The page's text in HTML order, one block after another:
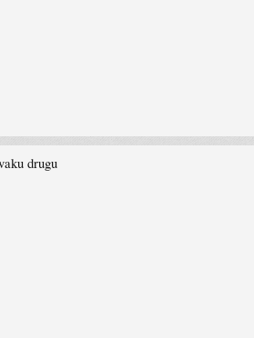
drugu